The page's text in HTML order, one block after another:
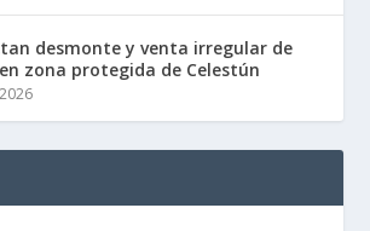
desmonte y venta irregular de
zona protegida de Celestún